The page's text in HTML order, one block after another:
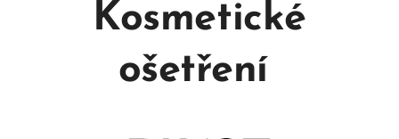
Kosmetické
ošetření